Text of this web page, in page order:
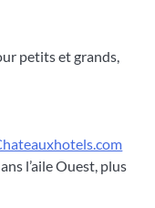
petits et grands,
l’aile Ouest, plus